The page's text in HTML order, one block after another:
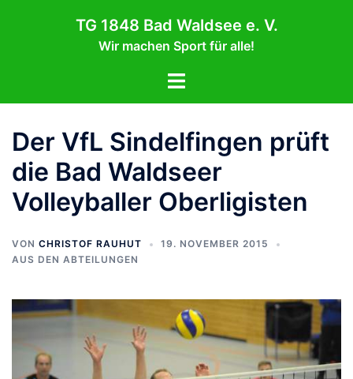
TG 1848 Bad Waldsee e. V.
Wir machen Sport für alle!
Menü
Der VfL Sindelfingen prüft
die Bad Waldseer
Volleyballer Oberligisten
VON CHRISTOF RAUHUT
19. NOVEMBER 2015
AUS DEN ABTEILUNGEN